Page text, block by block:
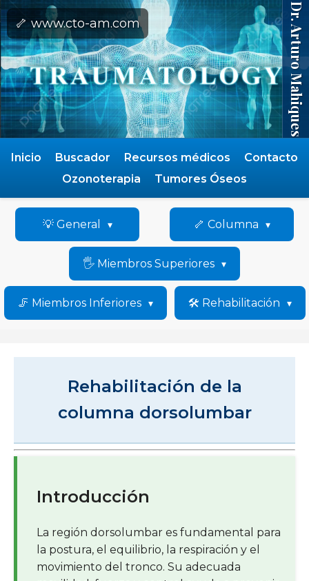
🦴 www.cto-am.com Dr. Arturo Mahiques
Inicio Buscador Recursos médicos
Contacto
Ozonoterapia
Tumores Óseos
💡 General 🦴 Columna
🖐️ Miembros Superiores
🦵 Miembros Inferiores 🛠️ Rehabilitación
Rehabilitación de la
columna dorsolumbar
Introducción
La región dorsolumbar es fundamental para
la postura, el equilibrio, la respiración y el
movimiento del tronco. Su adecuada